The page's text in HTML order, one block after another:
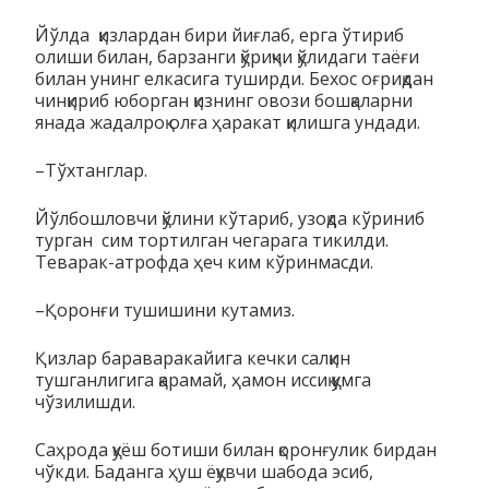
Йўлда қизлардан бири йиғлаб, ерга ўтириб
олиши билан, барзанги қўриқчи қўлидаги таёғи
билан унинг елкасига туширди. Бехос оғриқдан
чинқириб юборган қизнинг овози бошқаларни
янада жадалроқ олға ҳаракат қилишга ундади.
–Тўхтанглар.
Йўлбошловчи қўлини кўтариб, узоқда кўриниб
турган сим тортилган чегарага тикилди.
Теварак-атрофда ҳеч ким кўринмасди.
–Қоронғи тушишини кутамиз.
Қизлар бараваракайига кечки салқин
тушганлигига қарамай, ҳамон иссиқ қумга
чўзилишди.
Саҳрода қуёш ботиши билан қоронғулик бирдан
чўкди. Баданга ҳуш ёқувчи шабода эсиб,